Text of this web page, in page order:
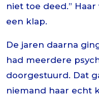
niet toe deed.”
een klap.
De jaren daarna
had meerdere
doorgestuurd. Dat
niemand haar echt